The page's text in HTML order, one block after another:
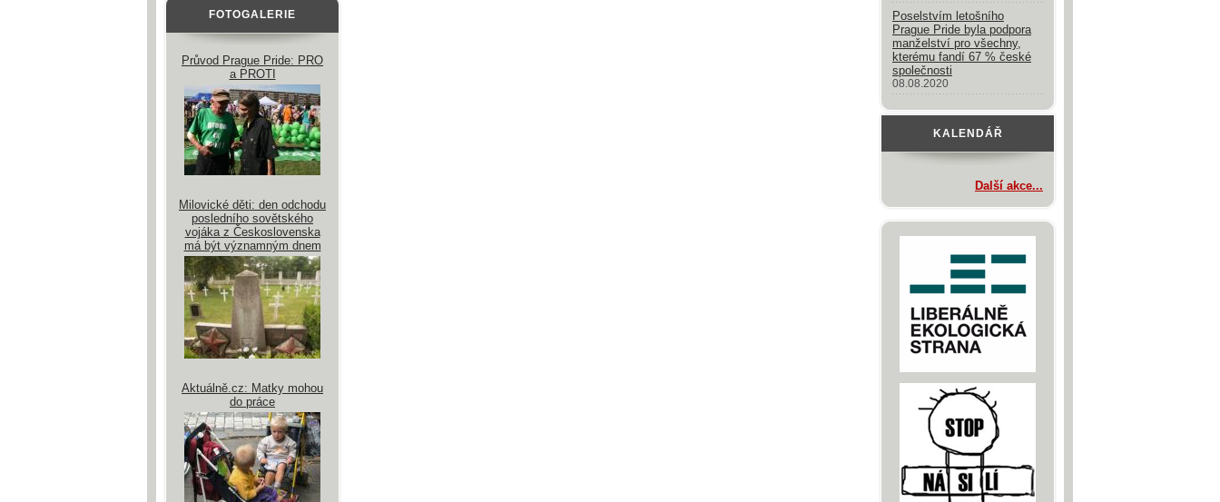
FOTOGALERIE
Průvod Prague Pride: PRO
a PROTI
Milovické děti: den odchodu
posledního sovětského
vojáka z Československa
má být významným dnem
Aktuálně.cz: Matky mohou
do práce
Poselstvím letošního
Prague Pride byla podpora
manželství pro všechny,
kterému fandí 67 % české
společnosti
08.08.2020
KALENDÁŘ
Další akce...